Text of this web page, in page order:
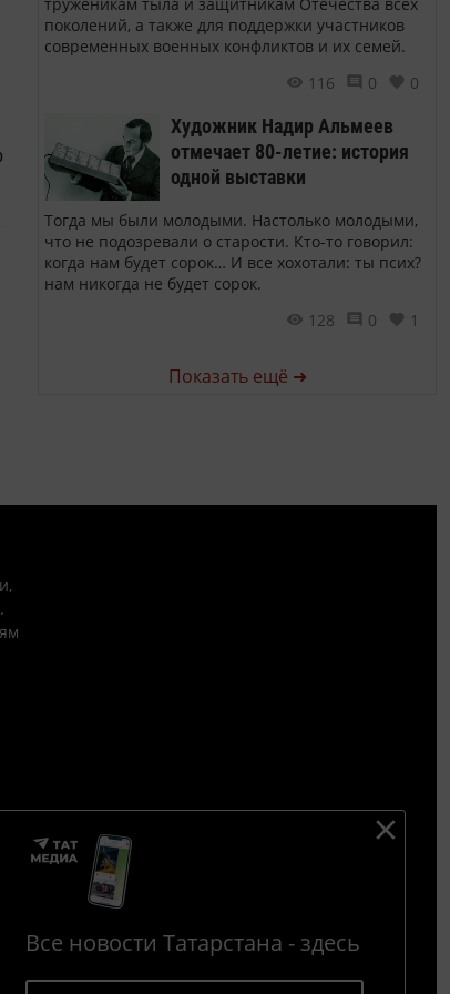
поколений, а также для поддержки участников
современных военных конфликтов и их семей.
116
0 0
Художник Надир Альмеев
отмечает 80-летие: история
одной выставки
Тогда мы были молодыми. Настолько молодыми,
что не подозревали о старости. Кто-то говорил:
когда нам будет сорок… И все хохотали: ты псих?
нам никогда не будет сорок.
128
0 1
Показать ещё ➜
Все новости Татарстана - здесь